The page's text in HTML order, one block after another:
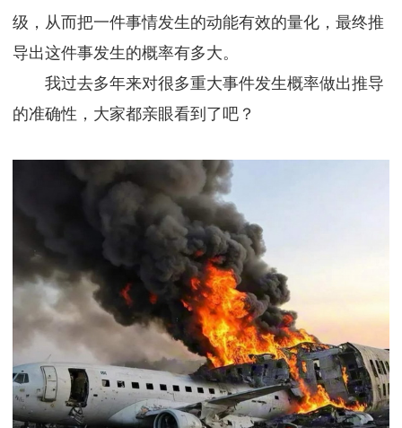
级，从而把一件事情发生的动能有效的量化，最终推
导出这件事发生的概率有多大。
我过去多年来对很多重大事件发生概率做出推导
的准确性，大家都亲眼看到了吧？